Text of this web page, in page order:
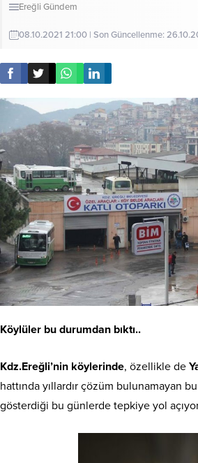
Ereğli Gündem
08.10.2021 21:00 | Son Güncellenme:
Köylüler bu durumdan bıktı..
Kdz.Ereğli’nin köylerinde, özellikle de
hattında yıllardır çözüm bulunamayan
gösterdiği bu günlerde tepkiye yol